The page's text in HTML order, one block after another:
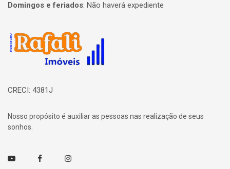
Domingos e feriados: Não haverá expediente
Página inicial
CRECI: 4381J
Nosso propósito é auxiliar as pessoas nas realização de seus
sonhos.
Youtube FacebookInstagram